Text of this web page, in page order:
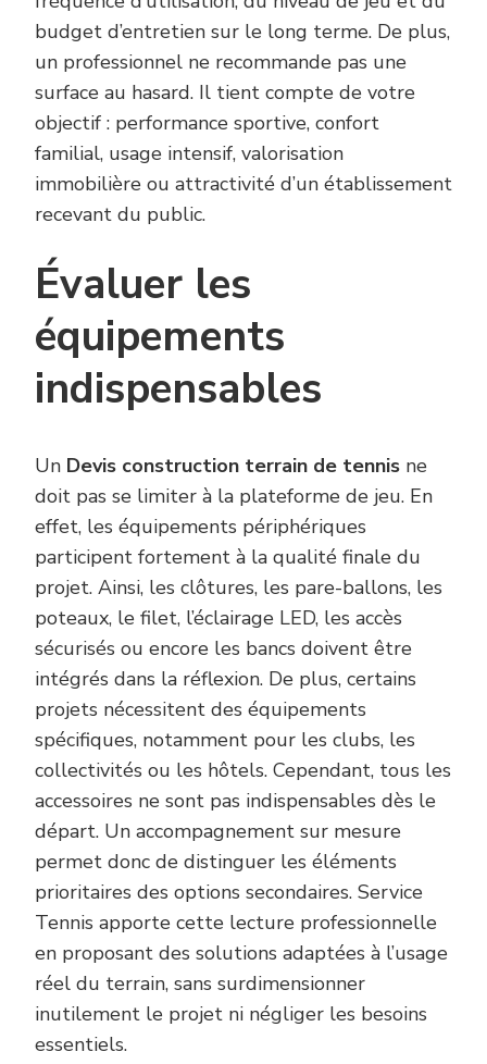
budget d’entretien sur le long terme. De plus,
un professionnel ne recommande pas une
surface au hasard. Il tient compte de votre
objectif : performance sportive, confort
familial, usage intensif, valorisation
immobilière ou attractivité d’un établissement
recevant du public.
Évaluer les
équipements
indispensables
Un Devis construction terrain de tennis ne
doit pas se limiter à la plateforme de jeu. En
effet, les équipements périphériques
participent fortement à la qualité finale du
projet. Ainsi, les clôtures, les pare-ballons, les
poteaux, le filet, l’éclairage LED, les accès
sécurisés ou encore les bancs doivent être
intégrés dans la réflexion. De plus, certains
projets nécessitent des équipements
spécifiques, notamment pour les clubs, les
collectivités ou les hôtels. Cependant, tous les
accessoires ne sont pas indispensables dès le
départ. Un accompagnement sur mesure
permet donc de distinguer les éléments
prioritaires des options secondaires. Service
Tennis apporte cette lecture professionnelle
en proposant des solutions adaptées à l’usage
réel du terrain, sans surdimensionner
inutilement le projet ni négliger les besoins
essentiels.